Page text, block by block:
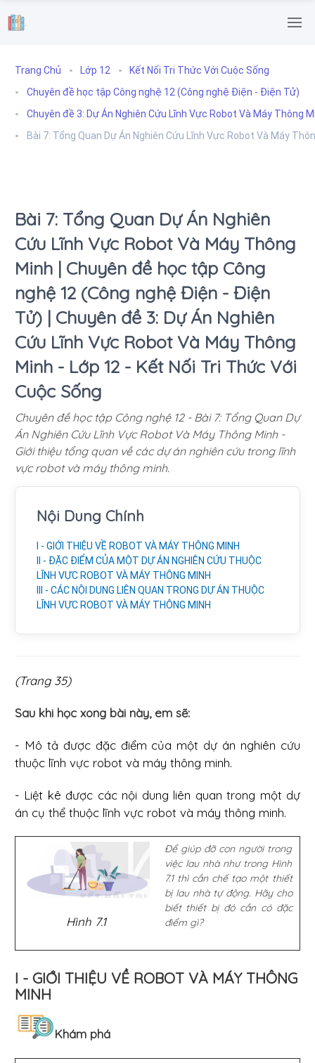
.
Trang Chủ Lớp 12
Kết Nối Tri Thức Với Cuộc Sống
Chuyên đề học tập Công nghệ 12 (Công nghệ Điện - Điện Tử)
Chuyên đề 3: Dự Án Nghiên Cứu Lĩnh Vực Robot Và Máy Thông
Bài 7: Tổng Quan Dự Án Nghiên Cứu Lĩnh Vực Robot Và Máy
Bài 7: Tổng Quan Dự Án Nghiên
Cứu Lĩnh Vực Robot Và Máy Thông
Minh | Chuyên đề học tập Công
nghệ 12 (Công nghệ Điện - Điện
Tử) | Chuyên đề 3: Dự Án Nghiên
Cứu Lĩnh Vực Robot Và Máy Thông
Minh - Lớp 12 - Kết Nối Tri Thức Với
Cuộc Sống
Chuyên đề học tập Công nghệ 12 - Bài 7: Tổng Quan Dự
Án Nghiên Cứu Lĩnh Vực Robot Và Máy Thông Minh -
Giới thiệu tổng quan về các dự án nghiên cứu trong lĩnh
vực robot và máy thông minh.
Nội Dung Chính
I - GIỚI THIỆU VỀ ROBOT VÀ MÁY THÔNG MINH
II - ĐẶC ĐIỂM CỦA MỘT DỰ ÁN NGHIÊN CỨU THUỘC
LĨNH VỰC ROBOT VÀ MÁY THÔNG MINH
III - CÁC NỘI DUNG LIÊN QUAN TRONG DỰ ÁN THUỘC
LĨNH VỰC ROBOT VÀ MÁY THÔNG MINH
(Trang 35)
Sau khi học xong bài này, em sẽ:
- Mô tả được đặc điểm của một dự án nghiên cứu
thuộc lĩnh vực robot và máy thông minh.
- Liệt kê được các nội dung liên quan trong một dự
án cụ thể thuộc lĩnh vực robot và máy thông minh.
Hình 7.1
Để giúp đỡ con người trong
việc lau nhà như trong Hình
7.1 thì cần chế tạo một thiết
bị lau nhà tự động. Hãy cho
biết thiết bị đó cần có đặc
điểm gì?
I - GIỚI THIỆU VỀ ROBOT VÀ MÁY THÔNG
MINH
Khám phá